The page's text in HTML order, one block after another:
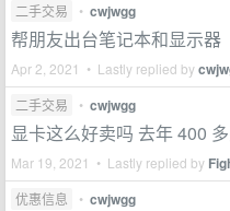
二手交易 • cwjwgg
帮朋友出台笔记本和显示器
Apr 2, 2021 • Lastly replied by
二手交易 • cwjwgg
显卡这么好卖吗 去年 400
Mar 19, 2021 • Lastly replied by
优惠信息 • cwjwgg